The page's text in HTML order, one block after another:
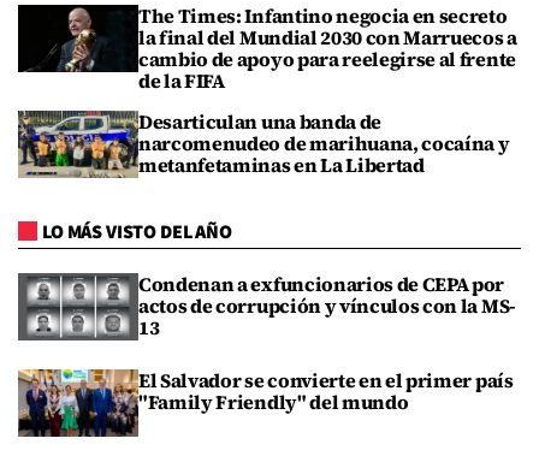
The Times: Infantino negocia en secreto
la final del Mundial 2030 con Marruecos a
cambio de apoyo para reelegirse al frente
de la FIFA
Desarticulan una banda de
narcomenudeo de marihuana, cocaína y
metanfetaminas en La Libertad
LO MÁS VISTO DEL AÑO
Condenan a exfuncionarios de CEPA por
actos de corrupción y vínculos con la MS-
13
El Salvador se convierte en el primer país
"Family Friendly" del mundo